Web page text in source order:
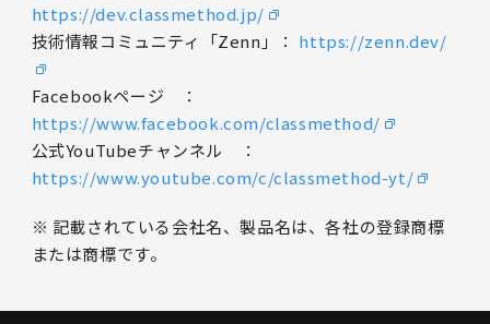
https://dev.classmethod.jp/
技術情報コミュニティ「Zenn」： https://zenn.dev/
Facebookページ ：
https://www.facebook.com/classmethod/
公式YouTubeチャンネル ：
https://www.youtube.com/c/classmethod-yt/
※ 記載されている会社名、製品名は、各社の登録商標
または商標です。